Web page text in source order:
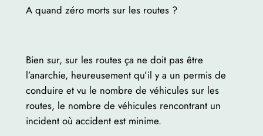
A quand zéro morts sur les routes ?
Bien sur, sur les routes ça ne doit pas être
l’anarchie, heureusement qu’il y a un permis de
conduire et vu le nombre de véhicules sur les
routes, le nombre de véhicules rencontrant un
incident où accident est minime.